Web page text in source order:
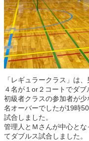
「レギュラークラス」は
４名が１or２コートでダブ
初級者クラスの参加者が
名オーバーでしたが19時
試合しました。
管理人とＭさんが中心と
てダブルス試合しました。